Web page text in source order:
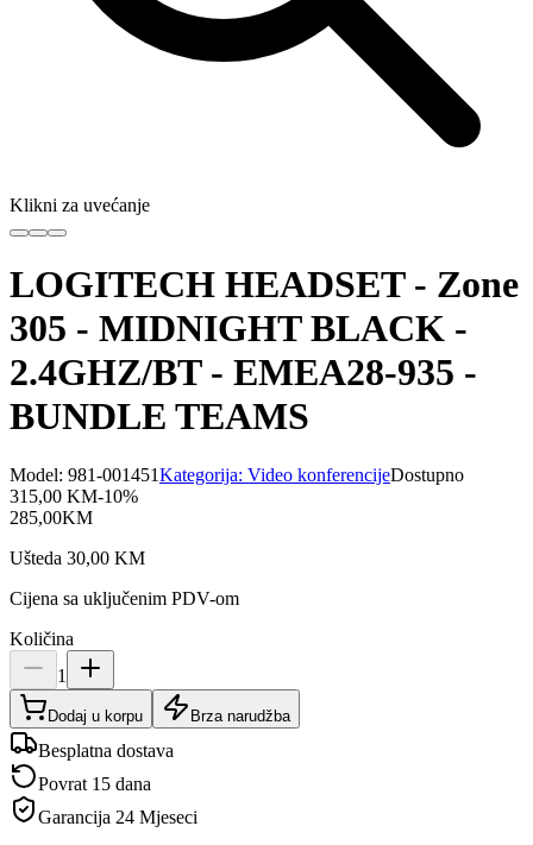
Klikni za uvećanje
LOGITECH HEADSET - Zone
305 - MIDNIGHT BLACK -
2.4GHZ/BT - EMEA28-935 -
BUNDLE TEAMS
Model: 981-001451Kategorija: Video konferencijeDostupno
315,00 KM-10%
285,00KM
Ušteda 30,00 KM
Cijena sa uključenim PDV-om
Količina
1
Dodaj u korpu Brza narudžba
Besplatna dostava
Povrat 15 dana
Garancija 24 Mjeseci